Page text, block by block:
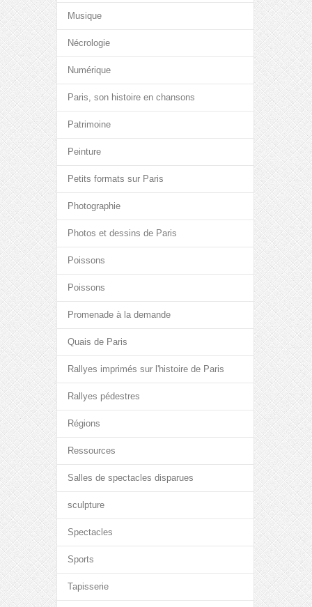
Musique
Nécrologie
Numérique
Paris, son histoire en chansons
Patrimoine
Peinture
Petits formats sur Paris
Photographie
Photos et dessins de Paris
Poissons
Poissons
Promenade à la demande
Quais de Paris
Rallyes imprimés sur l'histoire de Paris
Rallyes pédestres
Régions
Ressources
Salles de spectacles disparues
sculpture
Spectacles
Sports
Tapisserie